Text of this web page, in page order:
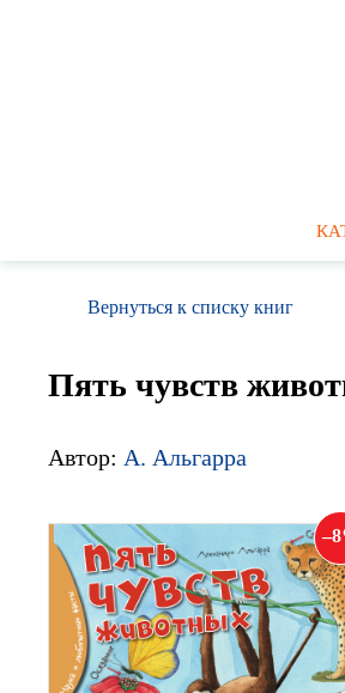
Вернуться к списку книг
Пять чувств
Автор: А. Альгарра
8